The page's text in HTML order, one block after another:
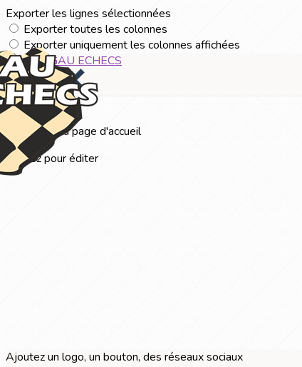
Exporter les lignes sélectionnées
Exporter toutes les colonnes
Exporter uniquement les colonnes affichées
Menu
?>
Images de la page d'accueil
Cliquez pour éditer
Ajoutez un logo, un bouton, des réseaux sociaux